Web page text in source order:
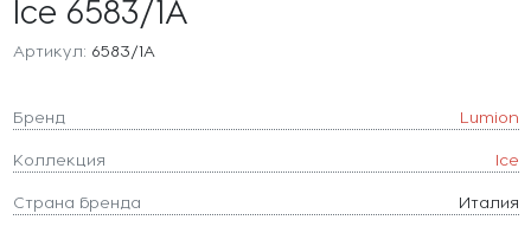
Ice 6583/1A
Артикул: 6583/1A
Бренд Lumion
Коллекция Ice
Страна бренда Италия